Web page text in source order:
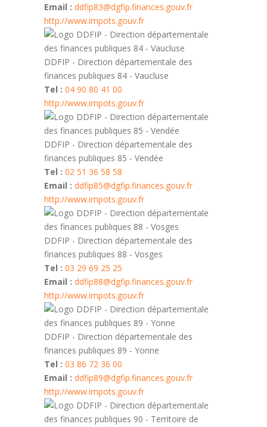
Email : ddfip83@dgfip.finances.gouv.fr
http://www.impots.gouv.fr
DDFIP - Direction départementale des
finances publiques 84 - Vaucluse
Tel : 04 90 80 41 00
http://www.impots.gouv.fr
DDFIP - Direction départementale des
finances publiques 85 - Vendée
Tel : 02 51 36 58 58
Email : ddfip85@dgfip.finances.gouv.fr
http://www.impots.gouv.fr
DDFIP - Direction départementale des
finances publiques 88 - Vosges
Tel : 03 29 69 25 25
Email : ddfip88@dgfip.finances.gouv.fr
http://www.impots.gouv.fr
DDFIP - Direction départementale des
finances publiques 89 - Yonne
Tel : 03 86 72 36 00
Email : ddfip89@dgfip.finances.gouv.fr
http://www.impots.gouv.fr